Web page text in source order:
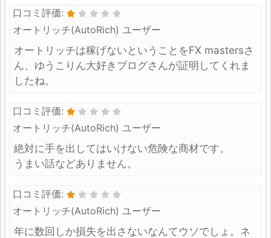
口コミ評価:
オートリッチ(AutoRich) ユーザー
オートリッチは稼げないということをFX mastersさ
ん、ゆうこりん大好きブログさんが証明してくれま
したね。
口コミ評価:
オートリッチ(AutoRich) ユーザー
絶対に手を出してはいけない危険な商材です。
うまい話などありません。
口コミ評価:
オートリッチ(AutoRich) ユーザー
年に数回しか損失を出さないなんてウソでしょ。ネ